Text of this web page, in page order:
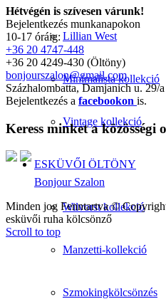
Lillian West
Minimalista kollekció
Vintage kollekció
ESKÜVŐI ÖLTÖNY
Wilvorst kollekció
Manzetti-kollekció
Szmokingkölcsönzés
Hétvégén is szívesen várunk!
Bejelentkezés munkanapokon
10-17 óráig:
+36 20 4747-448
+36 20 4249-430 (Öltöny)
bonjourszalon@gmail.com
Százhalombatta, Damjanich u. 29/
Bejelentkezés a facebookon is.
Keress minket a közösségi
Bonjour Szalon
Minden jog Fenntartva ©
esküvői ruha kölcsönző
Scroll to top